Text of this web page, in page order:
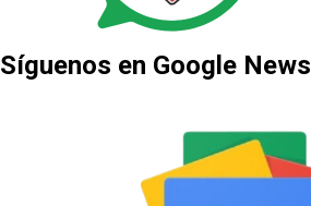
Síguenos en Google News